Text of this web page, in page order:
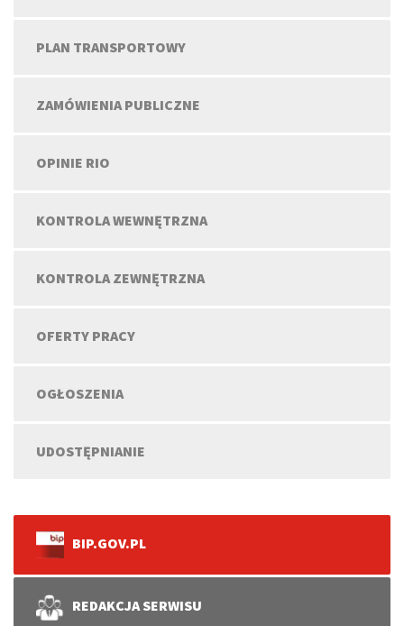
PLAN TRANSPORTOWY
ZAMÓWIENIA PUBLICZNE
OPINIE RIO
KONTROLA WEWNĘTRZNA
KONTROLA ZEWNĘTRZNA
OFERTY PRACY
OGŁOSZENIA
UDOSTĘPNIANIE
BIP.GOV.PL
REDAKCJA SERWISU